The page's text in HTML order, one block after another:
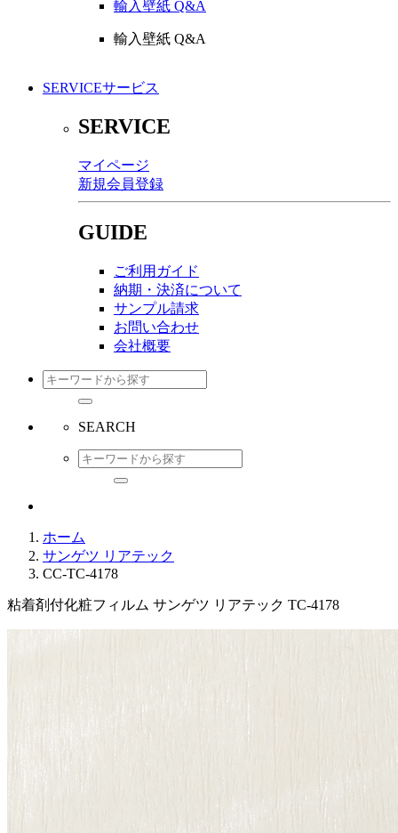
輸入壁紙 Q&A
輸入壁紙 Q&A
SERVICEサービス
SERVICE
マイページ
新規会員登録
GUIDE
ご利用ガイド
納期・決済について
サンプル請求
お問い合わせ
会社概要
SEARCH
ホーム
サンゲツ リアテック
CC-TC-4178
粘着剤付化粧フィルム サンゲツ リアテック TC-4178